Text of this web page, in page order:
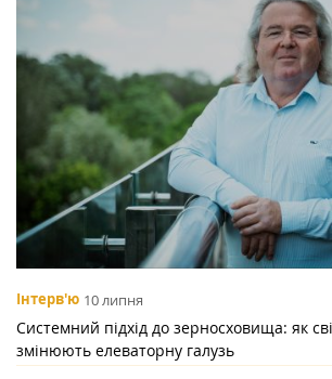
Інтерв'ю 10 липня
Системний підхід до зерносховища: як
змінюють елеваторну галузь